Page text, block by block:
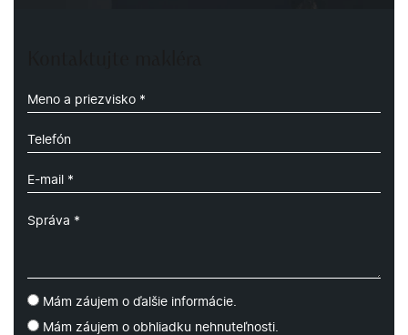
Mám záujem o ďalšie informácie.
Mám záujem o obhliadku nehnuteľnosti.